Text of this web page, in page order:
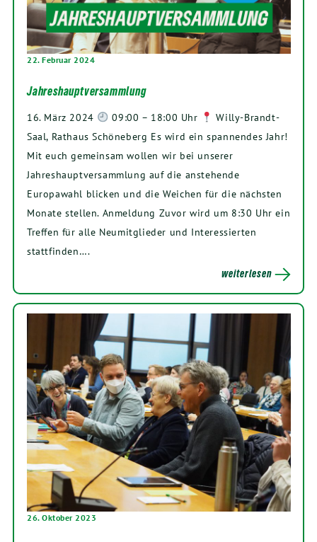
22. Februar 2024
Jahreshauptversammlung
16. März 2024 09:00 – 18:00 Uhr
Willy-Brandt-
Saal, Rathaus Schöneberg Es wird ein spannendes Jahr!
Mit euch gemeinsam wollen wir bei unserer
Jahreshauptversammlung auf die anstehende
Europawahl blicken und die Weichen für die nächsten
Monate stellen. Anmeldung Zuvor wird um 8:30 Uhr ein
Treffen für alle Neumitglieder und Interessierten
stattfinden….
weiterlesen
26. Oktober 2023